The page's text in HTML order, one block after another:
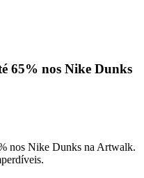
65% nos Nike Dunks
nos Nike Dunks na Artwalk.